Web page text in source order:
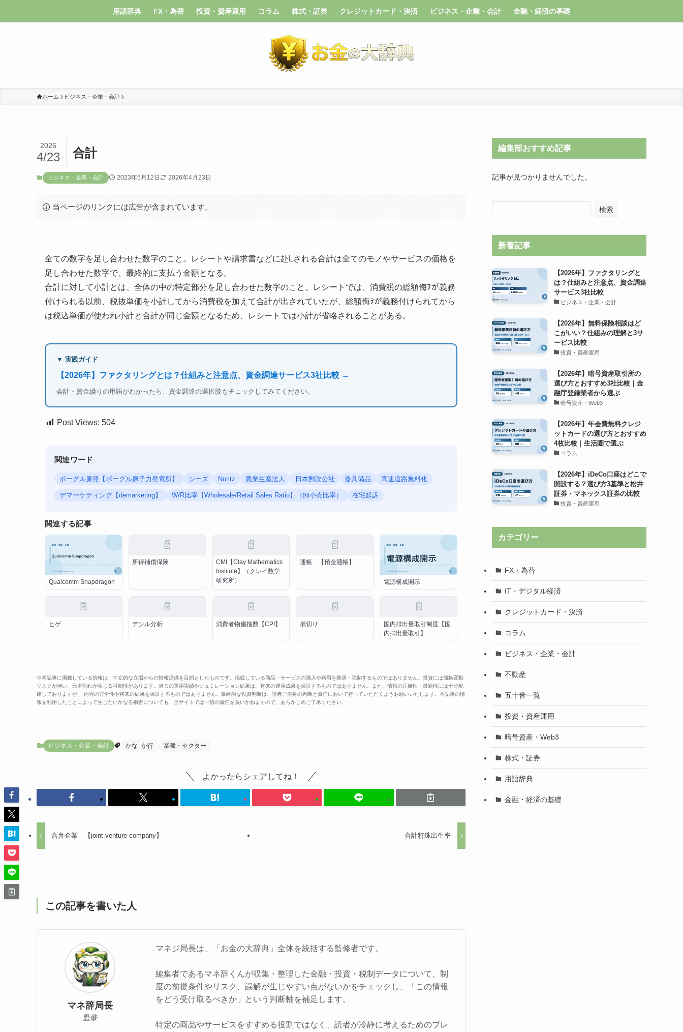
用語辞典 FX・為替 投資・資産運用 コラム 株式・証券 クレジットカード・決済 ビジネス・企業・会計 金融・経済の基礎
ホーム ビジネス・企業・会計
合計
2026
4/23
ビジネス・企業・会計 2023年5月12日 2026年4月23日
当ページのリンクには広告が含まれています。
全ての数字を足し合わせた数字のこと。レシートや請求書などに赴Lされる合計は全てのモノやサービスの価格を
足し合わせた数字で、最終的に支払う金額となる。
合計に対して小計とは、全体の中の特定部分を足し合わせた数字のこと。レシートでは、消費税の総額侮ｦが義務
付けられる以前、税抜単価を小計してから消費税を加えて合計が出されていたが、総額侮ｦが義務付けられてから
は税込単価が使われ小計と合計が同じ金額となるため、レシートでは小計が省略されることがある。
▼ 実践ガイド
【2026年】ファクタリングとは？仕組みと注意点、資金調達サービス3社比較 →
会計・資金繰りの用語がわかったら、資金調達の選択肢もチェックしてみてください。
Post Views: 504
関連ワード
ボーグル原発【ボーグル原子力発電所】 シーズ Noritz 農業生産法人 日本郵政公社 器具備品 高速道路無料化
デマーケティング【demarketing】 W/R比率【Wholesale/Retail Sales Ratio】（卸小売比率） 在宅起訴
関連する記事
Qualcomm Snapdragon
📄
所得補償保険
📄
CMI【Clay Mathematics
Institute】（クレイ数学
研究所）
📄
通帳 【預金通帳】
電源構成開示
📄
ヒゲ
📄
デシル分析
📄
消費者物価指数【CPI】
📄
損切り
📄
国内排出量取引制度【国
内排出量取引】
※本記事に掲載している情報は、中立的な立場からの情報提供を目的としたものです。掲載している商品・サービスの購入や利用を推奨・強制するものではありません。投資には価格変動
リスクが伴い、元本割れが生じる可能性があります。過去の運用実績やシュミレーション結果は、将来の運用成果を保証するものではありません。また、情報の正確性・最新性には十分配
慮しておりますが、 内容の完全性や将来の結果を保証するものではありません。最終的な投資判断は、読者ご自身の判断と責任において行っていただくようお願いいたします。本記事の情
報を利用したことによって生じたいかなる損害についても、当サイトでは一切の責任を負いかねますので、あらかじめご了承ください。
ビジネス・企業・会計 かな_か行 業種・セクター
よかったらシェアしてね！
合弁企業 【joint-venture company】 合計特殊出生率
この記事を書いた人
マネ辞局長
監修
マネジ局長は、「お金の大辞典」全体を統括する監修者です。
編集者であるマネ辞くんが収集・整理した金融・投資・税制データについて、制
度の前提条件やリスク、誤解が生じやすい点がないかをチェックし、「この情報
をどう受け取るべきか」という判断軸を補足します。
特定の商品やサービスをすすめる役割ではなく、読者が冷静に考えるためのブレ
編集部おすすめ記事
記事が見つかりませんでした。
検索
新着記事
【2026年】ファクタリングと
は？仕組みと注意点、資金調達
サービス3社比較
ビジネス・企業・会計
【2026年】無料保険相談はど
こがいい？仕組みの理解と3サ
ービス比較
投資・資産運用
【2026年】暗号資産取引所の
選び方とおすすめ3社比較｜金
融庁登録業者から選ぶ
暗号資産・Web3
【2026年】年会費無料クレジ
ットカードの選び方とおすすめ
4枚比較｜生活圏で選ぶ
コラム
【2026年】iDeCo口座はどこで
開設する？選び方3基準と松井
証券・マネックス証券の比較
投資・資産運用
カテゴリー
FX・為替
IT・デジタル経済
クレジットカード・決済
コラム
ビジネス・企業・会計
不動産
五十音一覧
投資・資産運用
暗号資産・Web3
株式・証券
用語辞典
金融・経済の基礎